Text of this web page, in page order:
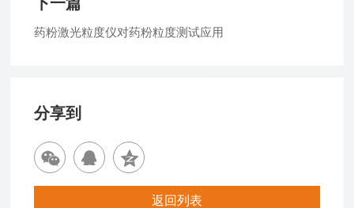
药粉激光粒度仪对药粉粒度测试应用
分享到
返回列表